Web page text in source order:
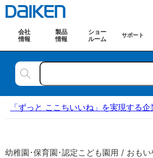
会社
情報
製品
情報
ショー
ルーム
サポート
「ずっと ここちいいね」を実現する
幼稚園･保育園･認定こども園用 / おも